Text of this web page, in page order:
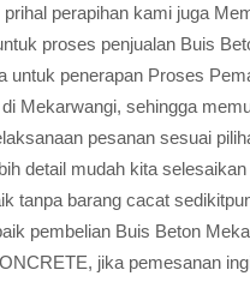
perapihan kami juga
proses penjualan Buis
untuk penerapan Proses
Mekarwangi, sehingga
pesanan sesuai
detail mudah kita
tanpa barang cacat
pembelian Buis Beton
jika pemesanan